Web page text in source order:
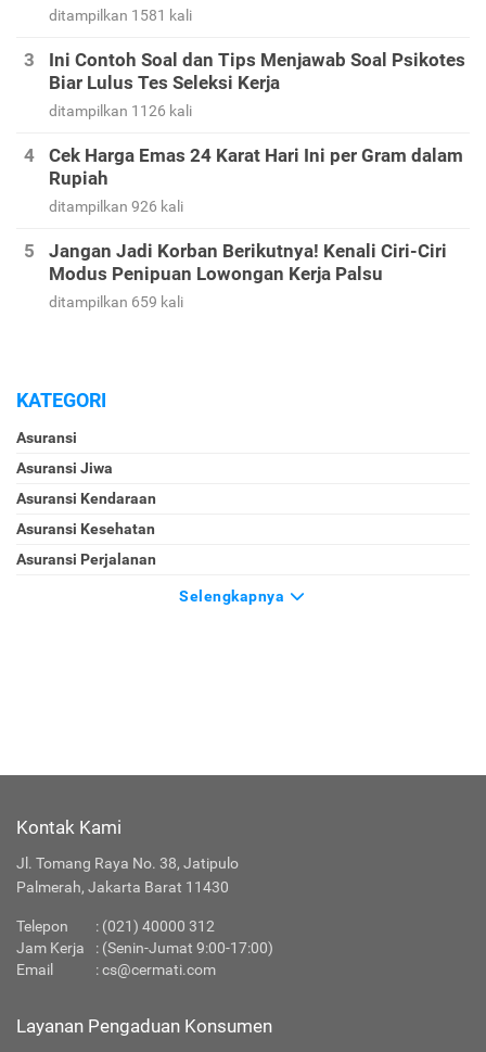
ditampilkan 1581 kali
Ini Contoh Soal dan Tips Menjawab Soal Psikotes
Biar Lulus Tes Seleksi Kerja
ditampilkan 1126 kali
Cek Harga Emas 24 Karat Hari Ini per Gram dalam
Rupiah
ditampilkan 926 kali
Jangan Jadi Korban Berikutnya! Kenali Ciri-Ciri
Modus Penipuan Lowongan Kerja Palsu
ditampilkan 659 kali
KATEGORI
Asuransi
Asuransi Jiwa
Asuransi Kendaraan
Asuransi Kesehatan
Asuransi Perjalanan
Selengkapnya
Kontak Kami
Jl. Tomang Raya No. 38, Jatipulo
Palmerah, Jakarta Barat 11430
Telepon : (021) 40000 312
Jam Kerja
: (Senin-Jumat 9:00-17:00)
Email
:cs@cermati.com
Layanan Pengaduan Konsumen